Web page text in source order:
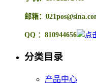
邮箱：
QQ ：810944656
分类目录
产品中心